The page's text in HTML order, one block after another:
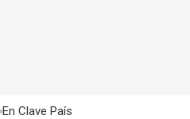
En Clave País